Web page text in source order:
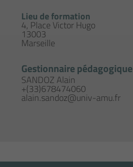
Lieu de formation
4, Place Victor Hugo
13003
Marseille
Gestionnaire pédagogique
SANDOZ Alain
+(33)678474060
alain.sandoz@univ-amu.fr